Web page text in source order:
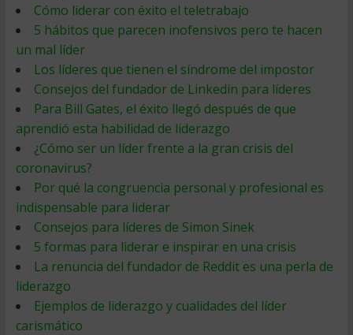
Cómo liderar con éxito el teletrabajo
5 hábitos que parecen inofensivos pero te hacen
un mal líder
Los líderes que tienen el síndrome del impostor
Consejos del fundador de Linkedin para líderes
Para Bill Gates, el éxito llegó después de que
aprendió esta habilidad de liderazgo
¿Cómo ser un líder frente a la gran crisis del
coronavirus?
Por qué la congruencia personal y profesional es
indispensable para liderar
Consejos para líderes de Simon Sinek
5 formas para liderar e inspirar en una crisis
La renuncia del fundador de Reddit es una perla de
liderazgo
Ejemplos de liderazgo y cualidades del líder
carismático